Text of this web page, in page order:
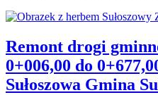
Remont drogi
0+006,00 do
Sułoszowa Gmina